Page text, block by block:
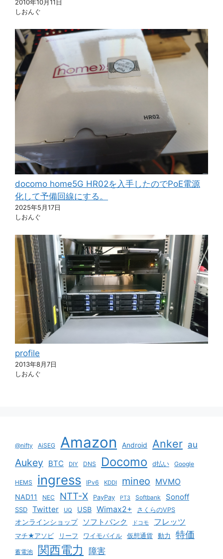
2010年10月11日
しおんぐ
docomo home5G HR02を入手したのでPoE電源
化して予備回線にする。
2025年5月17日
しおんぐ
profile
2013年8月7日
しおんぐ
@nifty AiSEG Amazon Android Anker au
Aukey BTC DIY DNS Docomo d払い Google
HEMS ingress IPv6 KDDI mineo MVMO
NAD11 NEC NTT-X PayPay PT3 Softbank Sonoff
SSD Twitter UQ USB Wimax2+ さくらのVPS
オンラインショップ ソフトバンク ドコモ フレッツ
マチ★アソビ リーフ ワイモバイル 仮想通貨 動力 特価
蓄電池 関西電力 障害